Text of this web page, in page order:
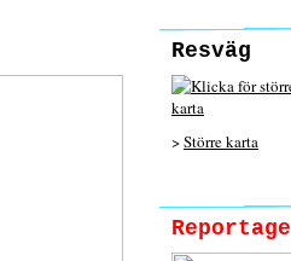
Resväg
>Större karta
Reportage